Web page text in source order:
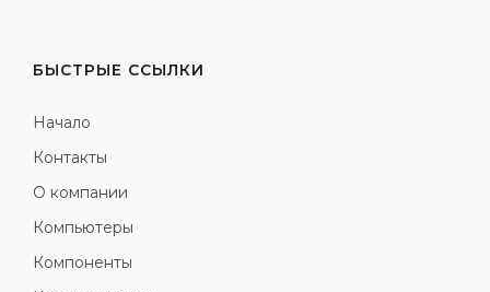
БЫСТРЫЕ ССЫЛКИ
Начало
Контакты
О компании
Компьютеры
Компоненты